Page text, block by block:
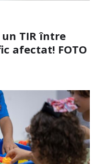
TIR între
afectat! FOTO